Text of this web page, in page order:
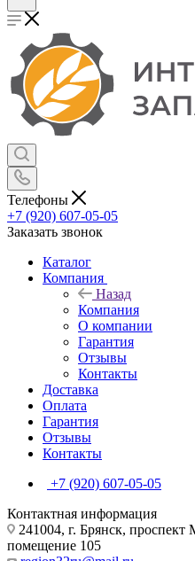
Телефоны
+7 (920) 607-05-05
Заказать звонок
Каталог
Компания
Назад
Компания
О компании
Гарантия
Отзывы
Контакты
Доставка
Оплата
Гарантия
Отзывы
Контакты
+7 (920) 607-05-05
Контактная информация
241004, г. Брянск, проспект
помещение 105